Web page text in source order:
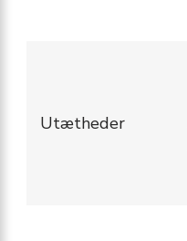
Utætheder